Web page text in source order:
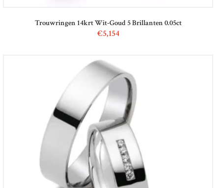
Trouwringen 14krt Wit-Goud 5 Brillanten 0.05ct
€5,154